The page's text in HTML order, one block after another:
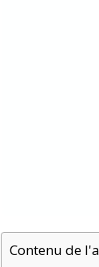
Contenu de